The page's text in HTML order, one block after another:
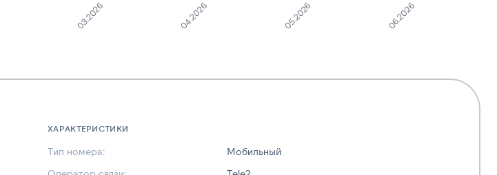
03.2026 04.2026 05.2026 06.2026
ХАРАКТЕРИСТИКИ
Тип номера:
Мобильный